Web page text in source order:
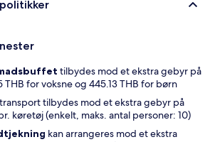
tilbydes mod et ekstra gebyr på
THB for voksne og 445.13 THB for børn
tilbydes mod et ekstra gebyr på
køretøj (enkelt, maks. antal personer: 10)
kan arrangeres mod et ekstra